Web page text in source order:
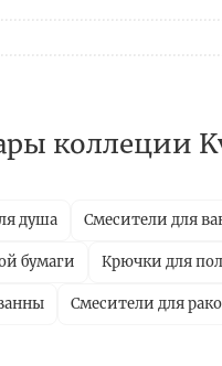
коллеции
душа Смесители для
бумаги Крючки для
Смесители для